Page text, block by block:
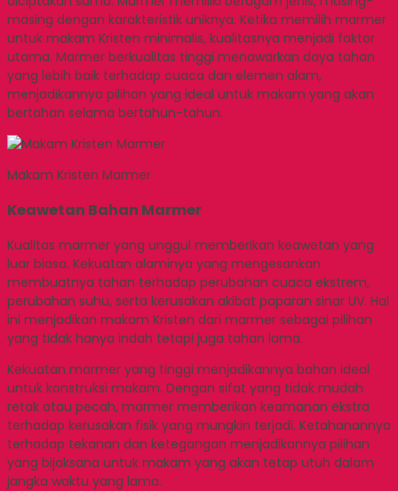
masing dengan karakteristik uniknya. Ketika memilih marmer
untuk makam Kristen minimalis, kualitasnya menjadi faktor
utama. Marmer berkualitas tinggi menawarkan daya tahan
yang lebih baik terhadap cuaca dan elemen alam,
menjadikannya pilihan yang ideal untuk makam yang akan
bertahan selama bertahun-tahun.
Makam Kristen Marmer
Keawetan Bahan Marmer
Kualitas marmer yang unggul memberikan keawetan yang
luar biasa. Kekuatan alaminya yang mengesankan
membuatnya tahan terhadap perubahan cuaca ekstrem,
perubahan suhu, serta kerusakan akibat paparan sinar UV. Hal
ini menjadikan makam Kristen dari marmer sebagai pilihan
yang tidak hanya indah tetapi juga tahan lama.
Kekuatan marmer yang tinggi menjadikannya bahan ideal
untuk konstruksi makam. Dengan sifat yang tidak mudah
retak atau pecah, marmer memberikan keamanan ekstra
terhadap kerusakan fisik yang mungkin terjadi. Ketahanannya
terhadap tekanan dan ketegangan menjadikannya pilihan
yang bijaksana untuk makam yang akan tetap utuh dalam
jangka waktu yang lama.